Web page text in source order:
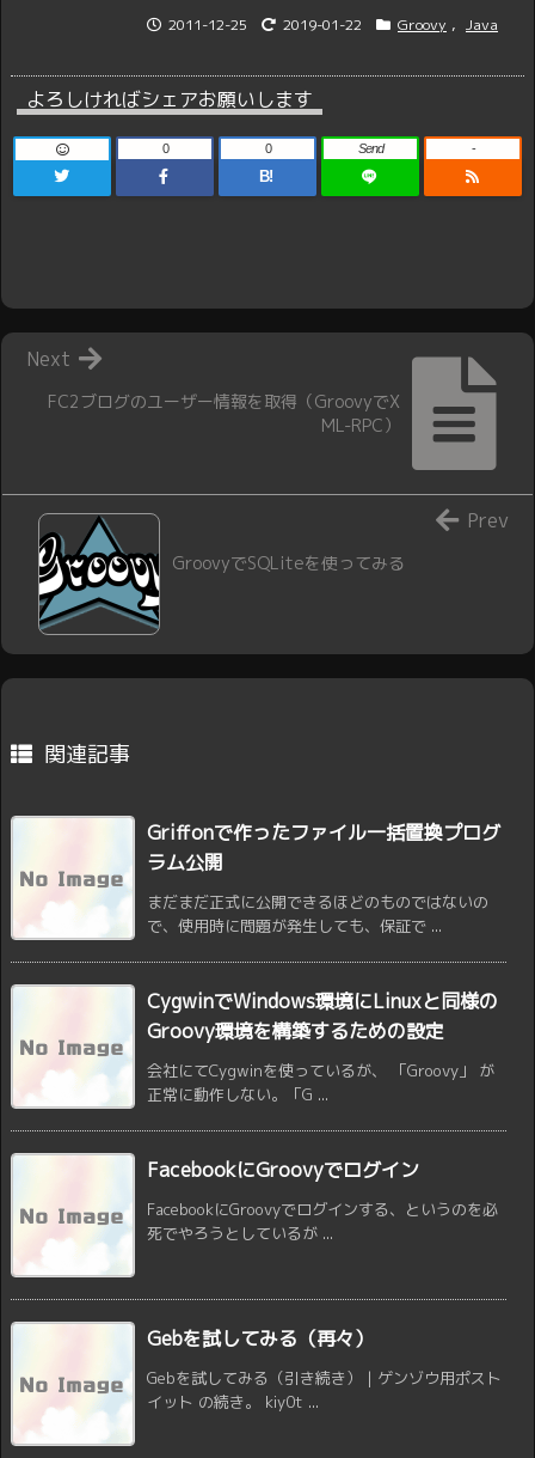
2011-12-25 2019-01-22 Groovy , Java
よろしければシェアお願いします
0
B!
0 Send -
FC2ブログのユーザー情報を取得（GroovyでX
ML-RPC）
Next
GroovyでSQLiteを使ってみる
Prev
関連記事
Griffonで作ったファイル一括置換プログ
ラム公開
まだまだ正式に公開できるほどのものではないの
で、使用時に問題が発生しても、保証で ...
CygwinでWindows環境にLinuxと同様の
Groovy環境を構築するための設定
会社にてCygwinを使っているが、 「Groovy」 が
正常に動作しない。「G ...
FacebookにGroovyでログイン
FacebookにGroovyでログインする、というのを必
死でやろうとしているが ...
Gebを試してみる（再々）
Gebを試してみる（引き続き） | ゲンゾウ用ポスト
イット の続き。 kiy0t ...